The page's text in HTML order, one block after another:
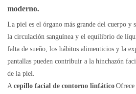
moderno.
La piel es el órgano más grande del cuerpo y
la circulación sanguínea y el equilibrio de
falta de sueño, los hábitos alimenticios y la
pantallas pueden contribuir a la hinchazón
de la piel.
A cepillo facial de contorno linfático Ofrece